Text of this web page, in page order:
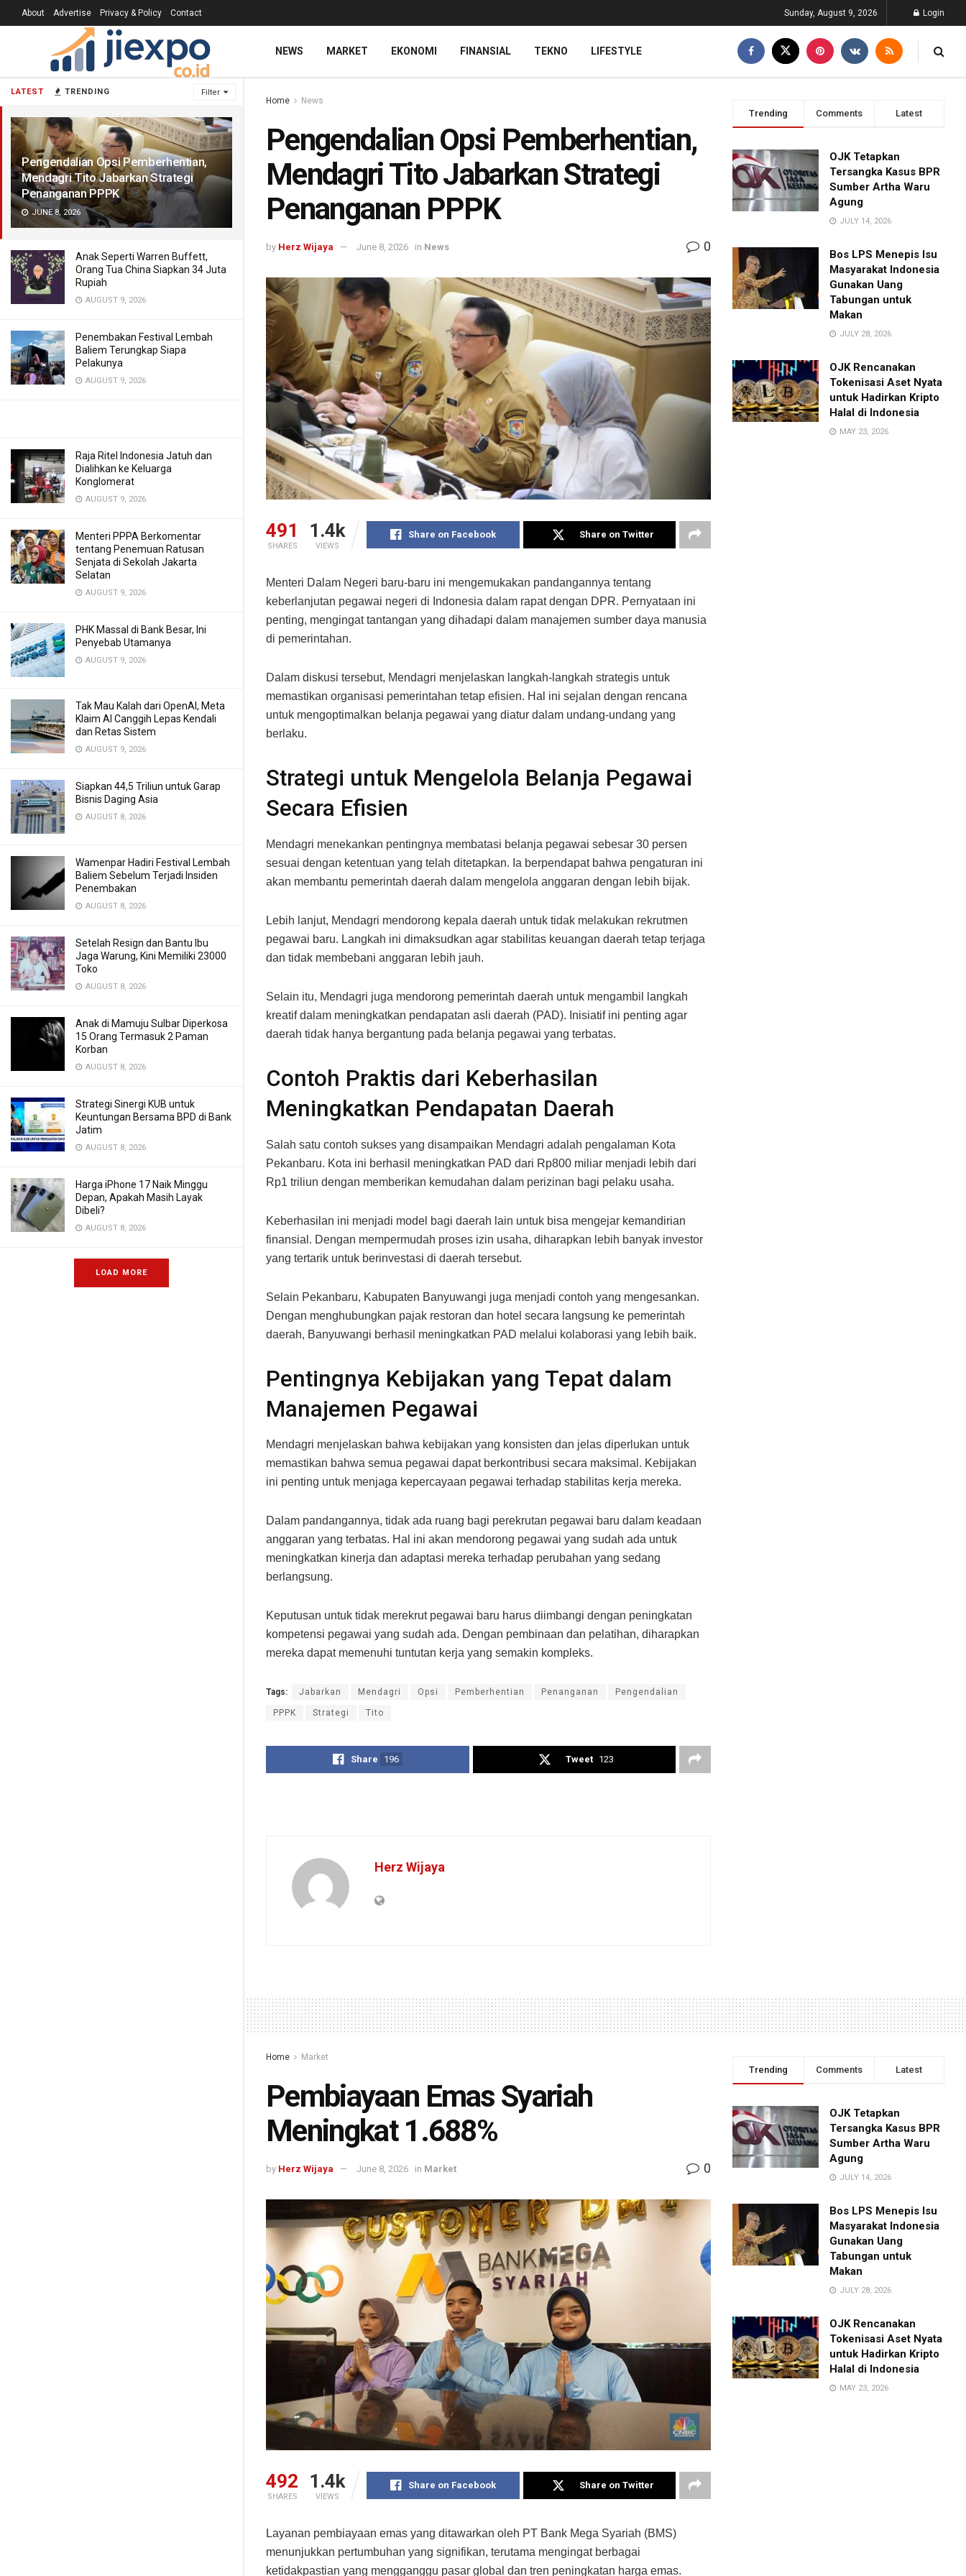
LATEST TRENDING Filter
Pengendalian Opsi Pemberhentian,
Mendagri Tito Jabarkan Strategi
Penanganan PPPK
JUNE 8, 2026
Anak Seperti Warren Buffett,
Orang Tua China Siapkan 34 Juta
Rupiah
AUGUST 9, 2026
Penembakan Festival Lembah
Baliem Terungkap Siapa
Pelakunya
AUGUST 9, 2026
Raja Ritel Indonesia Jatuh dan
Dialihkan ke Keluarga
Konglomerat
AUGUST 9, 2026
Menteri PPPA Berkomentar
tentang Penemuan Ratusan
Senjata di Sekolah Jakarta
Selatan
AUGUST 9, 2026
PHK Massal di Bank Besar, Ini
Penyebab Utamanya
AUGUST 9, 2026
Tak Mau Kalah dari OpenAI, Meta
Klaim AI Canggih Lepas Kendali
dan Retas Sistem
AUGUST 9, 2026
Siapkan 44,5 Triliun untuk Garap
Bisnis Daging Asia
AUGUST 8, 2026
Wamenpar Hadiri Festival Lembah
Baliem Sebelum Terjadi Insiden
Penembakan
AUGUST 8, 2026
Setelah Resign dan Bantu Ibu
Jaga Warung, Kini Memiliki 23000
Toko
AUGUST 8, 2026
Anak di Mamuju Sulbar Diperkosa
15 Orang Termasuk 2 Paman
Korban
AUGUST 8, 2026
Strategi Sinergi KUB untuk
Keuntungan Bersama BPD di Bank
Jatim
AUGUST 8, 2026
Harga iPhone 17 Naik Minggu
Depan, Apakah Masih Layak
Dibeli?
AUGUST 8, 2026
LOAD MORE
About Advertise Privacy & Policy Contact Sunday, August 9, 2026 Login
NEWS MARKET EKONOMI FINANSIAL TEKNO LIFESTYLE
Home News
Pengendalian Opsi Pemberhentian,
Mendagri Tito Jabarkan Strategi
Penanganan PPPK
by Herz Wijaya June 8, 2026 in News 0
491
SHARES
1.4k
VIEWS
Share on Facebook Share on Twitter
Menteri Dalam Negeri baru-baru ini mengemukakan pandangannya tentang
keberlanjutan pegawai negeri di Indonesia dalam rapat dengan DPR. Pernyataan ini
penting, mengingat tantangan yang dihadapi dalam manajemen sumber daya manusia
di pemerintahan.
Dalam diskusi tersebut, Mendagri menjelaskan langkah-langkah strategis untuk
memastikan organisasi pemerintahan tetap efisien. Hal ini sejalan dengan rencana
untuk mengoptimalkan belanja pegawai yang diatur dalam undang-undang yang
berlaku.
Strategi untuk Mengelola Belanja Pegawai
Secara Efisien
Mendagri menekankan pentingnya membatasi belanja pegawai sebesar 30 persen
sesuai dengan ketentuan yang telah ditetapkan. Ia berpendapat bahwa pengaturan ini
akan membantu pemerintah daerah dalam mengelola anggaran dengan lebih bijak.
Lebih lanjut, Mendagri mendorong kepala daerah untuk tidak melakukan rekrutmen
pegawai baru. Langkah ini dimaksudkan agar stabilitas keuangan daerah tetap terjaga
dan tidak membebani anggaran lebih jauh.
Selain itu, Mendagri juga mendorong pemerintah daerah untuk mengambil langkah
kreatif dalam meningkatkan pendapatan asli daerah (PAD). Inisiatif ini penting agar
daerah tidak hanya bergantung pada belanja pegawai yang terbatas.
Contoh Praktis dari Keberhasilan
Meningkatkan Pendapatan Daerah
Salah satu contoh sukses yang disampaikan Mendagri adalah pengalaman Kota
Pekanbaru. Kota ini berhasil meningkatkan PAD dari Rp800 miliar menjadi lebih dari
Rp1 triliun dengan memberikan kemudahan dalam perizinan bagi pelaku usaha.
Keberhasilan ini menjadi model bagi daerah lain untuk bisa mengejar kemandirian
finansial. Dengan mempermudah proses izin usaha, diharapkan lebih banyak investor
yang tertarik untuk berinvestasi di daerah tersebut.
Selain Pekanbaru, Kabupaten Banyuwangi juga menjadi contoh yang mengesankan.
Dengan menghubungkan pajak restoran dan hotel secara langsung ke pemerintah
daerah, Banyuwangi berhasil meningkatkan PAD melalui kolaborasi yang lebih baik.
Pentingnya Kebijakan yang Tepat dalam
Manajemen Pegawai
Mendagri menjelaskan bahwa kebijakan yang konsisten dan jelas diperlukan untuk
memastikan bahwa semua pegawai dapat berkontribusi secara maksimal. Kebijakan
ini penting untuk menjaga kepercayaan pegawai terhadap stabilitas kerja mereka.
Dalam pandangannya, tidak ada ruang bagi perekrutan pegawai baru dalam keadaan
anggaran yang terbatas. Hal ini akan mendorong pegawai yang sudah ada untuk
meningkatkan kinerja dan adaptasi mereka terhadap perubahan yang sedang
berlangsung.
Keputusan untuk tidak merekrut pegawai baru harus diimbangi dengan peningkatan
kompetensi pegawai yang sudah ada. Dengan pembinaan dan pelatihan, diharapkan
mereka dapat memenuhi tuntutan kerja yang semakin kompleks.
Tags: Jabarkan Mendagri Opsi Pemberhentian Penanganan Pengendalian
PPPK Strategi Tito
Share 196 Tweet 123
Herz Wijaya
Trending Comments Latest
OJK Tetapkan
Tersangka Kasus BPR
Sumber Artha Waru
Agung
JULY 14, 2026
Bos LPS Menepis Isu
Masyarakat Indonesia
Gunakan Uang
Tabungan untuk
Makan
JULY 28, 2026
OJK Rencanakan
Tokenisasi Aset Nyata
untuk Hadirkan Kripto
Halal di Indonesia
MAY 23, 2026
Home Market
Pembiayaan Emas Syariah
Meningkat 1.688%
by Herz Wijaya June 8, 2026 in Market 0
492
SHARES
1.4k
VIEWS
Share on Facebook Share on Twitter
Layanan pembiayaan emas yang ditawarkan oleh PT Bank Mega Syariah (BMS)
menunjukkan pertumbuhan yang signifikan, terutama mengingat berbagai
ketidakpastian yang mengganggu pasar global dan tren peningkatan harga emas.
Trending Comments Latest
OJK Tetapkan
Tersangka Kasus BPR
Sumber Artha Waru
Agung
JULY 14, 2026
Bos LPS Menepis Isu
Masyarakat Indonesia
Gunakan Uang
Tabungan untuk
Makan
JULY 28, 2026
OJK Rencanakan
Tokenisasi Aset Nyata
untuk Hadirkan Kripto
Halal di Indonesia
MAY 23, 2026